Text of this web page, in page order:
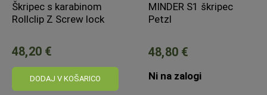
Škripec s karabinom
Rollclip Z Screw lock
48,20 €
DODAJ V KOŠARICO
MINDER S1 škripec
Petzl
48,80 €
Ni na zalogi